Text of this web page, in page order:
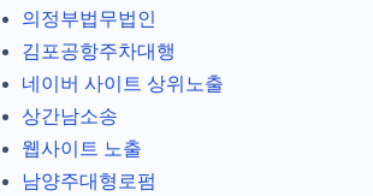
의정부법무법인
김포공항주차대행
네이버 사이트 상위노출
상간남소송
웹사이트 노출
남양주대형로펌